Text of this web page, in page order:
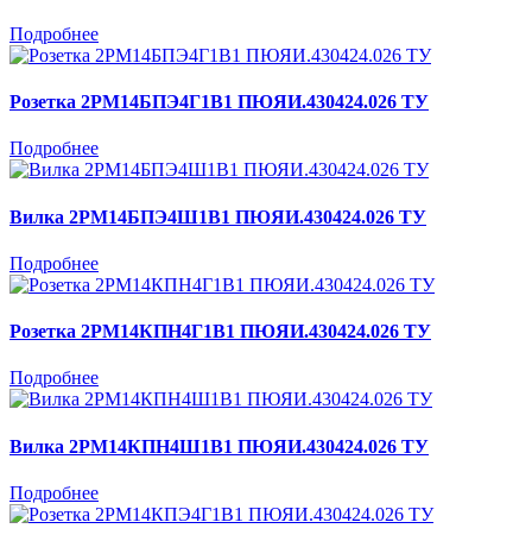
Подробнее
Розетка 2РМ14БПЭ4Г1В1 ПЮЯИ.430424.026 ТУ
Подробнее
Вилка 2РМ14БПЭ4Ш1В1 ПЮЯИ.430424.026 ТУ
Подробнее
Розетка 2РМ14КПН4Г1В1 ПЮЯИ.430424.026 ТУ
Подробнее
Вилка 2РМ14КПН4Ш1В1 ПЮЯИ.430424.026 ТУ
Подробнее